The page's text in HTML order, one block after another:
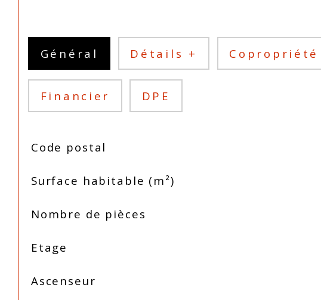
Général Détails + Copropriété
Financier DPE
TRAD_SIROCCO_Caracteristique
Code postal
Surface habitable (m²)
Nombre de pièces
Etage
Ascenseur